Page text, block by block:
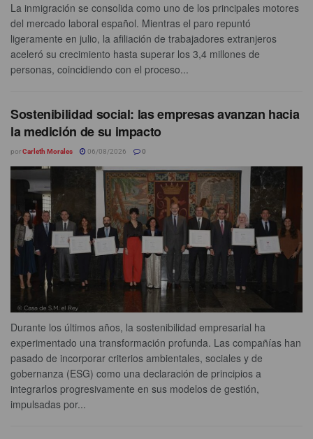
La inmigración se consolida como uno de los principales motores
del mercado laboral español. Mientras el paro repuntó
ligeramente en julio, la afiliación de trabajadores extranjeros
aceleró su crecimiento hasta superar los 3,4 millones de
personas, coincidiendo con el proceso...
Sostenibilidad social: las empresas avanzan hacia
la medición de su impacto
porCarleth Morales 06/08/2026 0
Durante los últimos años, la sostenibilidad empresarial ha
experimentado una transformación profunda. Las compañías han
pasado de incorporar criterios ambientales, sociales y de
gobernanza (ESG) como una declaración de principios a
integrarlos progresivamente en sus modelos de gestión,
impulsadas por...